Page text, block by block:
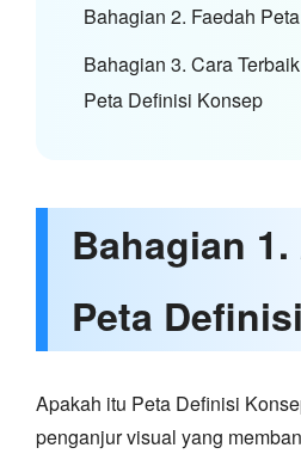
Bahagian 2. Faedah
Bahagian 3. Cara
Peta Definisi Konsep
Bahagian
Peta
Apakah itu Peta Definisi
penganjur visual yang